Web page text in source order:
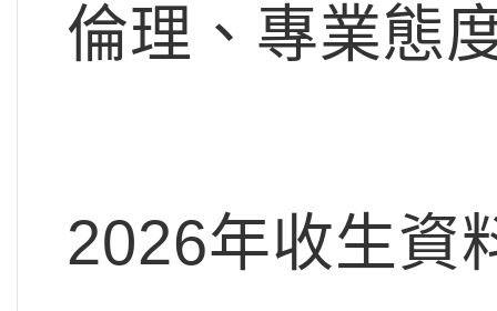
倫理、專業態
2026年收生資